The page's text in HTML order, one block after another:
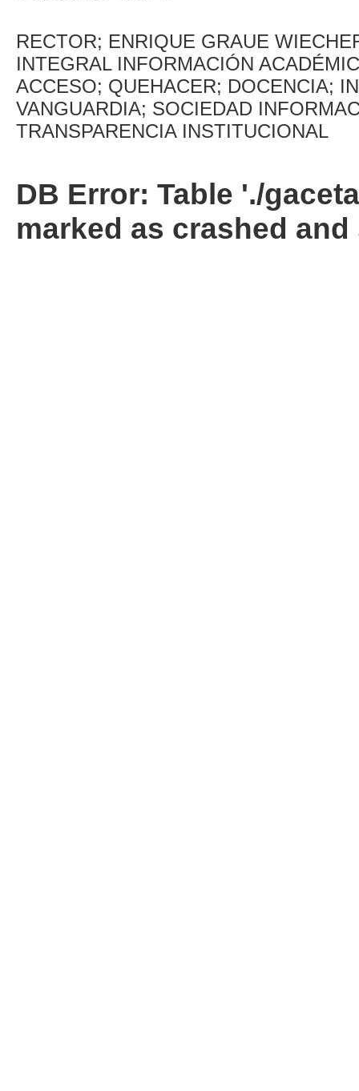
RECTOR; ENRIQUE GRAUE
INTEGRAL INFORMACIÓN
ACCESO; QUEHACER; DOCENCIA;
VANGUARDIA; SOCIEDAD
TRANSPARENCIA INSTITUCIONAL
DB Error: Table './
marked as crashed